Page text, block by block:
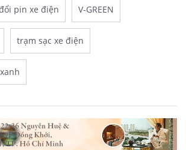
pin xe điện V-GREEN
trạm sạc xe điện